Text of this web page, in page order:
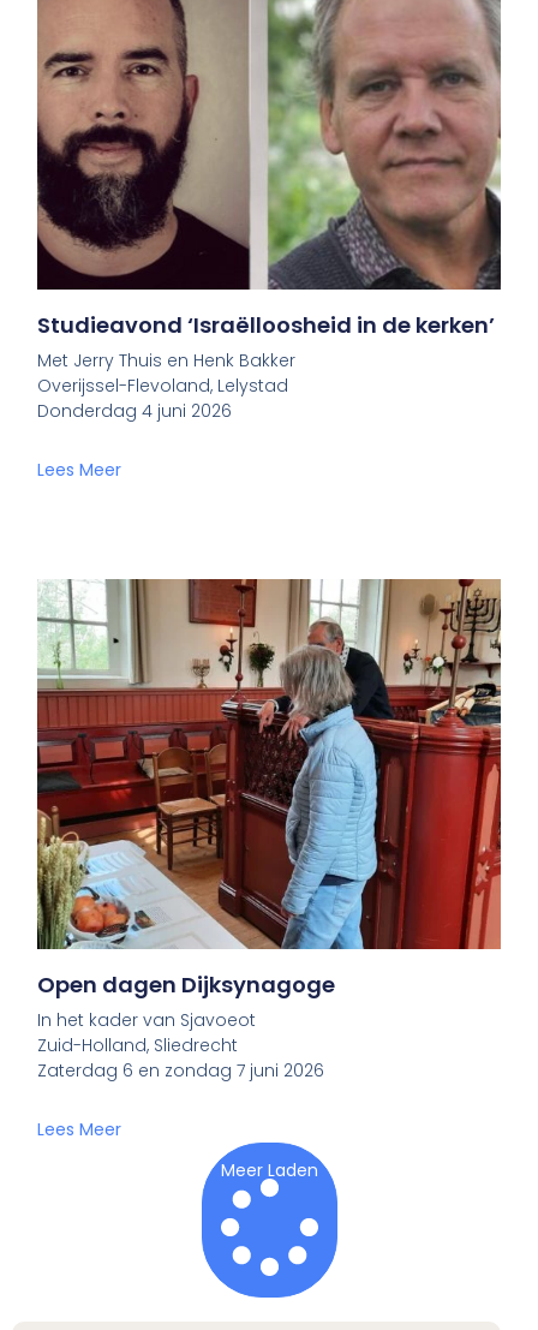
Studieavond ‘Israëlloosheid in de kerken’
Met Jerry Thuis en Henk Bakker
Overijssel-Flevoland, Lelystad
Donderdag 4 juni 2026
Lees Meer
Open dagen Dijksynagoge
In het kader van Sjavoeot
Zuid-Holland, Sliedrecht
Zaterdag 6 en zondag 7 juni 2026
Lees Meer
Meer Laden